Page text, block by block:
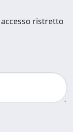
ristretto